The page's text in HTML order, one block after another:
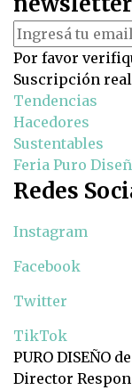
Por favor
Suscripción
Tendencias
Hacedores
Sustentables
Feria Puro
Redes
Instagram
Facebook
Twitter
TikTok
PURO DISEÑO
Director